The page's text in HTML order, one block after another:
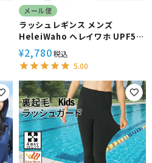
メール便
ラッシュレギンス メンズ
HeleiWaho ヘレイワホ UPF50
＋ UVカット シュノーケリング 海
プール インナーパンツ コンプレ
ッション 接触冷感
¥2,780税込
5.00